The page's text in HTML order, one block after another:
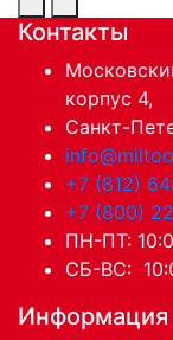
Контакты
корпус 4,
Санкт-
+7 (812)
+7 (800)
ПН-ПТ:
СБ-ВС:
Информация